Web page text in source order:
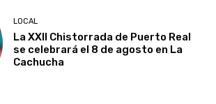
LOCAL
La XXII Chistorrada de Puerto Real
se celebrará el 8 de agosto en La
Cachucha